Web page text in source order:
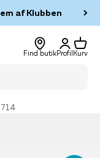
af Klubben
Find butik
Log ind
Profil
Kurv
Kurv